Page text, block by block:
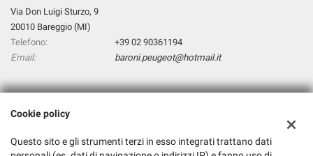
Via Don Luigi Sturzo, 9
20010 Bareggio (MI)
Telefono:
+39 02 90361194
Email:
baroni.peugeot@hotmail.it
Dati fiscali:
Via Roma, 24, Bareggio (MI)
C.F/P.IVA:08097070158
Cookie policy
Questo sito e gli strumenti terzi in esso integrati trattano dati